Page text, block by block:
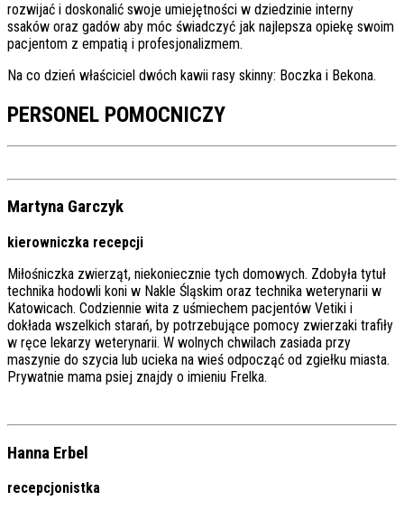
rozwijać i doskonalić swoje umiejętności w dziedzinie interny
ssaków oraz gadów aby móc świadczyć jak najlepsza opiekę swoim
pacjentom z empatią i profesjonalizmem.
Na co dzień właściciel dwóch kawii rasy skinny: Boczka i Bekona.
PERSONEL POMOCNICZY
Martyna Garczyk
kierowniczka recepcji
Miłośniczka zwierząt, niekoniecznie tych domowych. Zdobyła tytuł
technika hodowli koni w Nakle Śląskim oraz technika weterynarii w
Katowicach. Codziennie wita z uśmiechem pacjentów Vetiki i
dokłada wszelkich starań, by potrzebujące pomocy zwierzaki trafiły
w ręce lekarzy weterynarii. W wolnych chwilach zasiada przy
maszynie do szycia lub ucieka na wieś odpocząć od zgiełku miasta.
Prywatnie mama psiej znajdy o imieniu Frelka.
Hanna Erbel
recepcjonistka